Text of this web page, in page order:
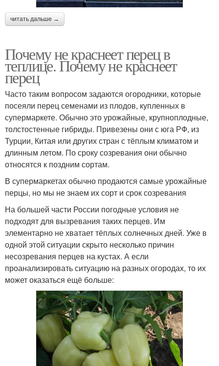
читать дальше →
Почему не краснеет перец в
теплице. Почему не краснеет
перец
Часто таким вопросом задаются огородники, которые
посеяли перец семенами из плодов, купленных в
супермаркете. Обычно это урожайные, крупноплодные,
толстостенные гибриды. Привезены они с юга РФ, из
Турции, Китая или других стран с тёплым климатом и
длинным летом. По сроку созревания они обычно
относятся к поздним сортам.
В супермаркетах обычно продаются самые урожайные
перцы, но мы не знаем их сорт и срок созревания
На большей части России погодные условия не
подходят для вызревания таких перцев. Им
элементарно не хватает тёплых солнечных дней. Уже в
одной этой ситуации скрыто несколько причин
несозревания перцев на кустах. А если
проанализировать ситуацию на разных огородах, то их
может оказаться ещё больше: